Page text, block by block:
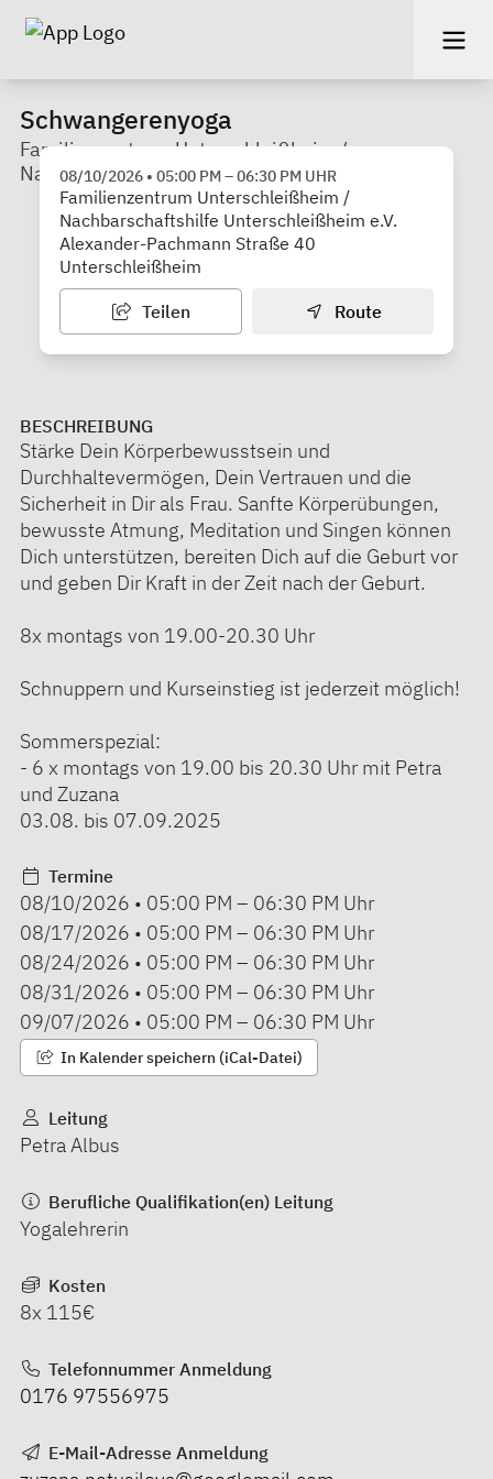
Schwangerenyoga
Familienzentrum Unterschleißheim /
Nachbarschaftshilfe Unterschleißheim e.V.
08/10/2026 • 05:00 PM–06:30 PM UHR
Familienzentrum Unterschleißheim /
Nachbarschaftshilfe Unterschleißheim e.V.
Alexander-Pachmann Straße 40
Unterschleißheim
Teilen Route
BESCHREIBUNG
Stärke Dein Körperbewusstsein und
Durchhaltevermögen, Dein Vertrauen und die
Sicherheit in Dir als Frau. Sanfte Körperübungen,
bewusste Atmung, Meditation und Singen können
Dich unterstützen, bereiten Dich auf die Geburt vor
und geben Dir Kraft in der Zeit nach der Geburt.
8x montags von 19.00-20.30 Uhr
Schnuppern und Kurseinstieg ist jederzeit möglich!
Sommerspezial:
- 6 x montags von 19.00 bis 20.30 Uhr mit Petra
und Zuzana
03.08. bis 07.09.2025
Termine
08/10/2026 • 05:00 PM – 06:30 PM Uhr
08/17/2026 • 05:00 PM – 06:30 PM Uhr
08/24/2026 • 05:00 PM – 06:30 PM Uhr
08/31/2026 • 05:00 PM – 06:30 PM Uhr
09/07/2026 • 05:00 PM – 06:30 PM Uhr
In Kalender speichern (iCal-Datei)
Leitung
Petra Albus
Berufliche Qualifikation(en) Leitung
Yogalehrerin
Kosten
8x 115€
Telefonnummer Anmeldung
0176 97556975
E-Mail-Adresse Anmeldung